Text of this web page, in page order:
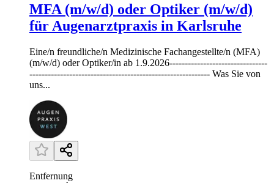
MFA (m/w/d) oder Optiker (m/w/d)
für Augenarztpraxis in Karlsruhe
Eine/n freundliche/n Medizinische Fachangestellte/n (MFA)
(m/w/d) oder Optiker/in ab 1.9.2026--------------------------------
----------------------------------------------------------- Was Sie von
uns...
Entfernung